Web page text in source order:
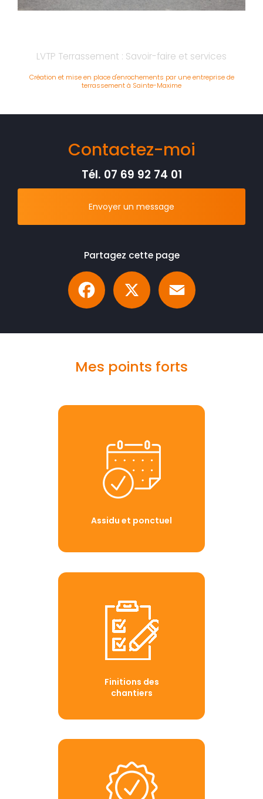
LVTP Terrassement : Savoir-faire et services
Création et mise en place d'enrochements par une entreprise de
terrassement à Sainte-Maxime
Contactez-moi
Tél. 07 69 92 74 01
Envoyer un message
Partagez cette page
Facebook
Mes points forts
Assidu et ponctuel
Finitions des
chantiers